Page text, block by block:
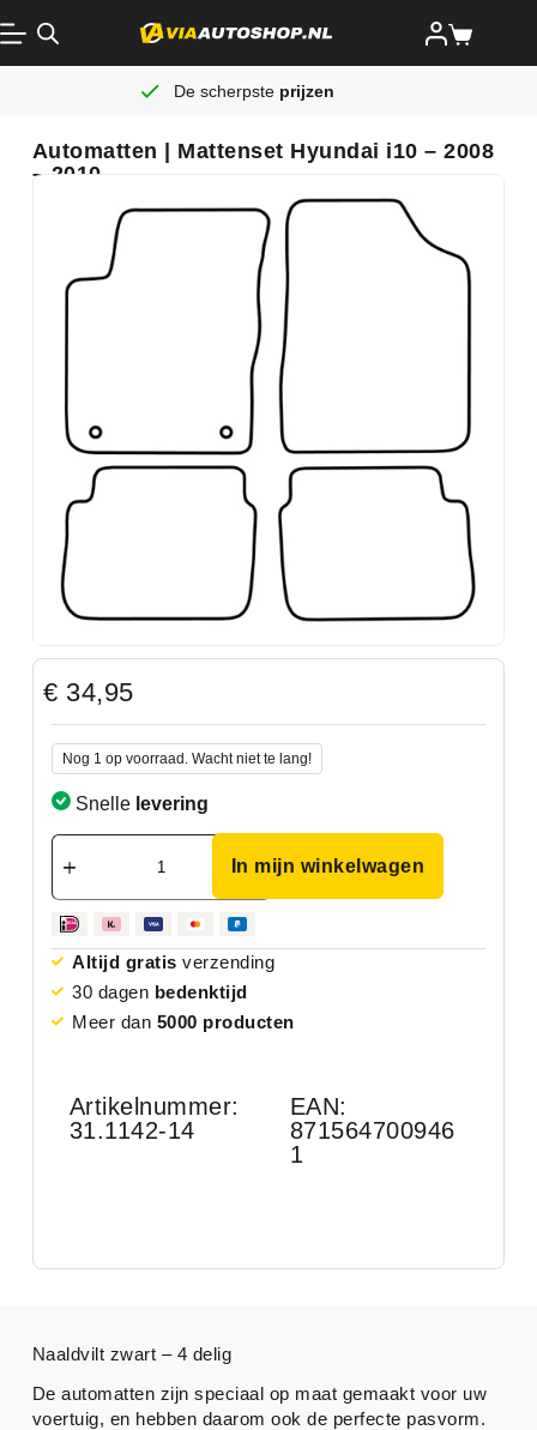
De scherpste prijzen
Automatten | Mattenset Hyundai i10 – 2008
– 2010
€ 34,95
Nog 1 op voorraad. Wacht niet te lang!
Snelle levering
In mijn winkelwagen
Altijd gratis verzending
30 dagen bedenktijd
Meer dan 5000 producten
Artikelnummer:
31.1142-14
EAN:
871564700946
1
Naaldvilt zwart – 4 delig
De automatten zijn speciaal op maat gemaakt voor uw
voertuig, en hebben daarom ook de perfecte pasvorm.